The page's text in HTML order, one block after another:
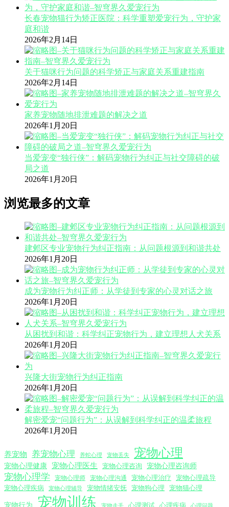
长春宠物猫行为矫正医院：科学重塑爱宠行为，守护家
庭和谐
2026年2月14日
关于猫咪行为问题的科学矫正与家庭关系重建指南
2026年2月14日
家养宠物随地排泄难题的解决之道
2026年1月20日
当爱宠变“独行侠”：解码宠物行为纠正与社交障碍的破
局之道
2026年1月20日
浏览最多的文章
建邺区专业宠物行为纠正指南：从问题根源到和谐共处
2026年1月20日
成为宠物行为纠正师：从学徒到专家的心灵对话之旅
2026年1月20日
从困扰到和谐：科学纠正宠物行为，建立理想人犬关系
2026年1月20日
兴隆大街宠物行为纠正指南
2026年1月20日
解密爱宠“问题行为”：从误解到科学纠正的温柔旅程
2026年1月20日
养宠物 养宠物心理 养蛇心理 宠物丢失 宠物心理
宠物心理健康 宠物心理医生 宠物心理咨询 宠物心理咨询师
宠物心理学 宠物心理师 宠物心理沟通 宠物心理治疗
宠物心理疏导
宠物心理疾病
宠物心理辅导 宠物情绪安抚 宠物狗心理 宠物猫心理
宠物行为 宠物训练 宠物走丢 心理测试 心理疾病 心理问题